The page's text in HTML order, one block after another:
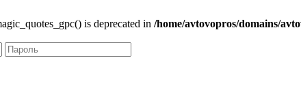
is deprecated in /home/avtovopros/domains/